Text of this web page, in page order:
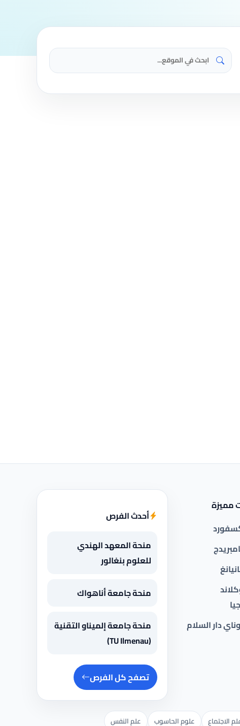
مميزة
دار السلام
أحدث الفرص
منحة المعهد الهندي
للعلوم بنغالور
منحة جامعة أناهواك
منحة جامعة إلميناو التقنية
(TU Ilmenau)
تصفح كل الفرص
الاجتماع علوم الحاسوب علم النفس